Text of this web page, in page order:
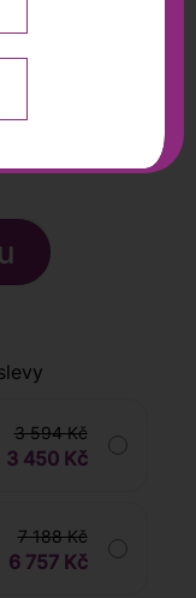
3 594 Kč
3 450 Kč
7 188 Kč
6 757 Kč